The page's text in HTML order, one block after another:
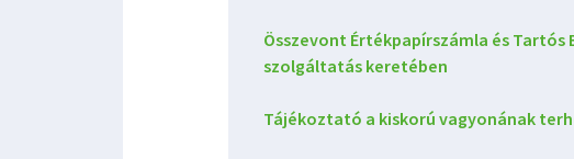
Összevont Értékpapírszámla és
szolgáltatás keretében
Tájékoztató a kiskorú vagyonának